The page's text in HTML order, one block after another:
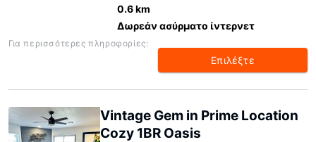
0.6 km
Δωρεάν ασύρματο ίντερνετ
Για περισσότερες πληροφορίες:
Επιλέξτε
Vintage Gem in Prime Location
Cozy 1BR Oasis